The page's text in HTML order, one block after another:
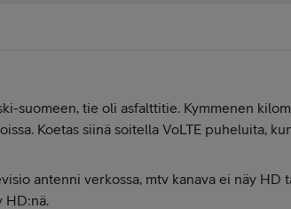
suomeen, tie oli asfalttitie. Kymmenen
Koetas siinä soitella VoLTE puheluita,
antenni verkossa, mtv kanava ei näy HD
HD:nä.